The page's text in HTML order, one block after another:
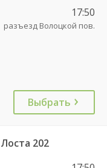
17:50
разъезд Волоцкой пов.
Выбрать
202